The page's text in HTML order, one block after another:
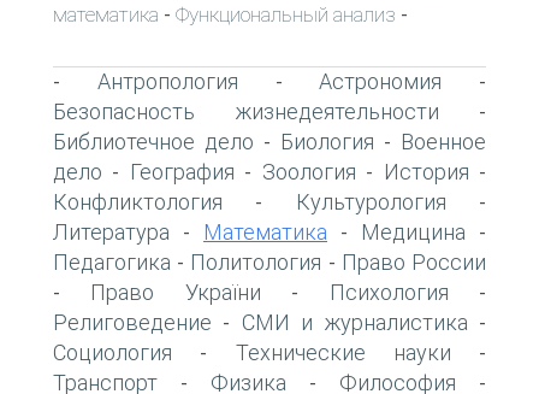
математика - Функциональный анализ -
- Антропология -Астрономия -
Безопасность жизнедеятельности -
Библиотечное дело - Биология - Военное
дело - География - Зоология - История -
Конфликтология - Культурология -
Литература - Математика - Медицина -
Педагогика - Политология - Право России
- Право України - Психология -
Религоведение - СМИ и журналистика -
Социология - Технические науки -
Транспорт - Физика - Философия -